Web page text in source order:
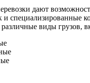
дают
и специализированные
виды грузов,